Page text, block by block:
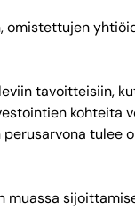
tavoitteisiin,
muassa